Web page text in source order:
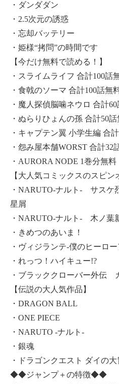
・ダンダダン
・2.5次元の誘惑
・忘却バッテリー
・姫様“拷問”の時間です
【今だけ無料で読める！】
・スライムライフ 合計100話
・食戟のソーマ 合計100話無
・魔人探偵脳噛ネウロ 合計60
・ぬらりひょんの孫 合計50話
・キャプテン翼 小学生編 合
・怨み屋本舗WORST 合計32
・AURORA NODE 1巻分無料
【大人気コミックスのスピン
・NARUTO-ナルト- サスケ
星屑
・NARUTO-ナルト- 木ノ葉
・きめつのあいま！
・ヴィジランテ-僕のヒーロ
・れっつ！ハイキュー!?
・ブラッククローバー外伝
【伝説の大人気作品】
・DRAGON BALL
・ONE PIECE
・NARUTO -ナルト-
・銀魂
・ドラゴンクエスト ダイの大
◆◆ジャンプ＋の特徴◆◆